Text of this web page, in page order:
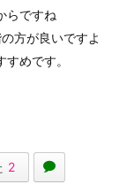
らですね
方が良いですよ
めです。
2